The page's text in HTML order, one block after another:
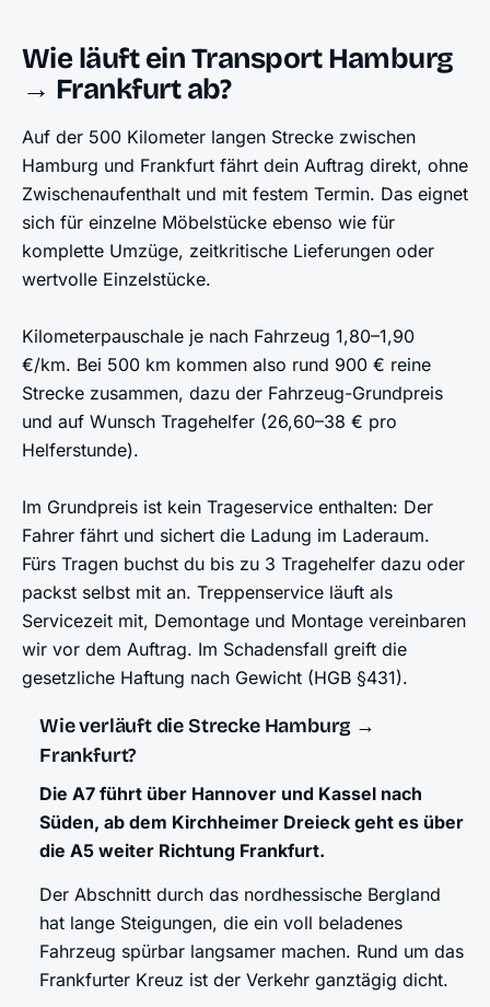
Wie läuft ein Transport Hamburg
→ Frankfurt ab?
Auf der 500 Kilometer langen Strecke zwischen
Hamburg und Frankfurt fährt dein Auftrag direkt, ohne
Zwischenaufenthalt und mit festem Termin. Das eignet
sich für einzelne Möbelstücke ebenso wie für
komplette Umzüge, zeitkritische Lieferungen oder
wertvolle Einzelstücke.
Kilometerpauschale je nach Fahrzeug 1,80–1,90
€/km. Bei 500 km kommen also rund 900 € reine
Strecke zusammen, dazu der Fahrzeug-Grundpreis
und auf Wunsch Tragehelfer (26,60–38 € pro
Helferstunde).
Im Grundpreis ist kein Trageservice enthalten: Der
Fahrer fährt und sichert die Ladung im Laderaum.
Fürs Tragen buchst du bis zu 3 Tragehelfer dazu oder
packst selbst mit an. Treppenservice läuft als
Servicezeit mit, Demontage und Montage vereinbaren
wir vor dem Auftrag. Im Schadensfall greift die
gesetzliche Haftung nach Gewicht (HGB §431).
Wie verläuft die Strecke Hamburg →
Frankfurt?
Die A7 führt über Hannover und Kassel nach
Süden, ab dem Kirchheimer Dreieck geht es über
die A5 weiter Richtung Frankfurt.
Der Abschnitt durch das nordhessische Bergland
hat lange Steigungen, die ein voll beladenes
Fahrzeug spürbar langsamer machen. Rund um das
Frankfurter Kreuz ist der Verkehr ganztägig dicht.